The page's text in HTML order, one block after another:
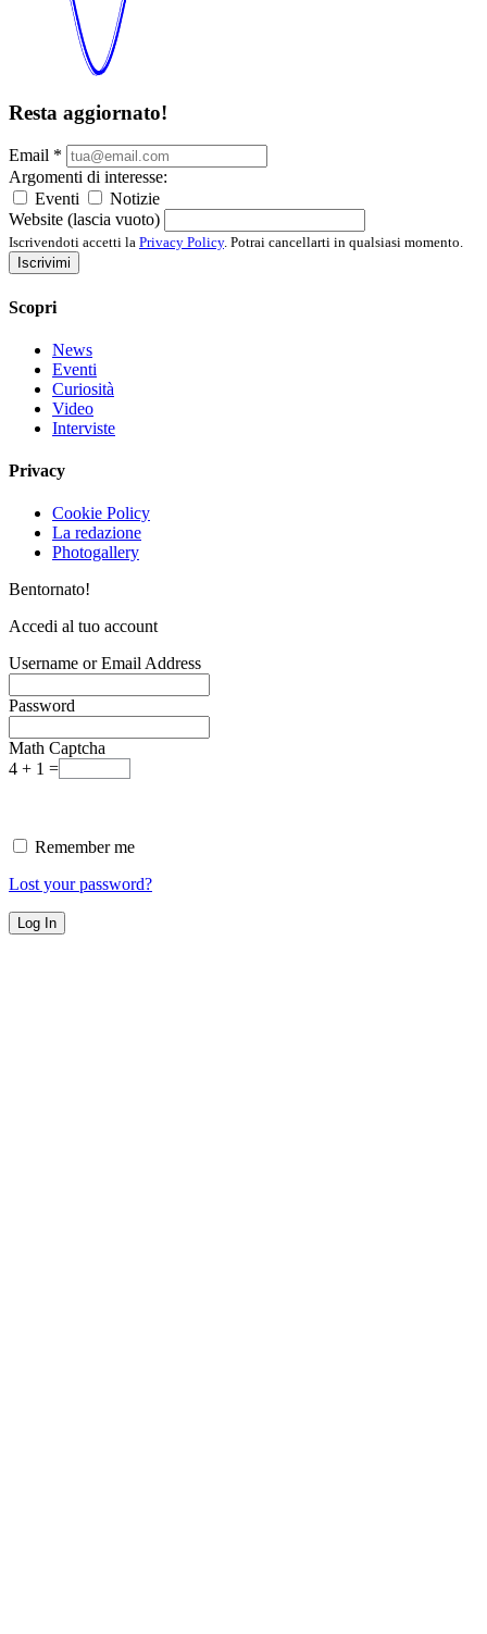
Resta aggiornato!
Email *
Argomenti di interesse:
Eventi
Notizie
Website (lascia vuoto)
Iscrivendoti accetti la Privacy Policy. Potrai cancellarti in qualsiasi momento.
Iscrivimi
Scopri
News
Eventi
Curiosità
Video
Interviste
Privacy
Cookie Policy
La redazione
Photogallery
Bentornato!
Accedi al tuo account
Username or Email Address
Password
Math Captcha
4 + 1 =
Remember me
Lost your password?